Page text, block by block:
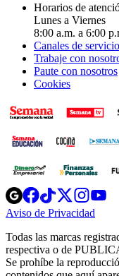
Horarios de
Lunes a Viernes
8:00 a.m. a 6:00
Canales de
Trabaje con
Paute con nosotros
Cookies
Opens
in
new
Opens
in
new
Opens
in
new
window
Opens
new
Aviso de Privacidad
new
Todas las marcas
respectiva o de
Se prohíbe la